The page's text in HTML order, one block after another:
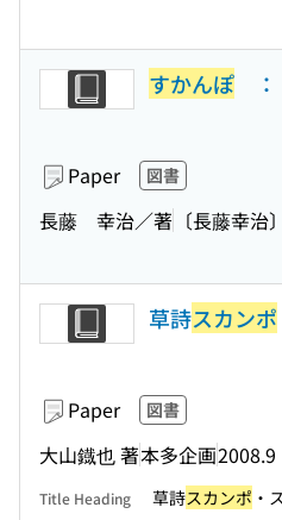
すかんぽ
Paper 図書
長藤 幸治／著 〔長藤幸治〕
草詩スカンポ
Paper 図書
大山鐡也 著本多企画2008.9
Title Heading 草詩スカンポ ・